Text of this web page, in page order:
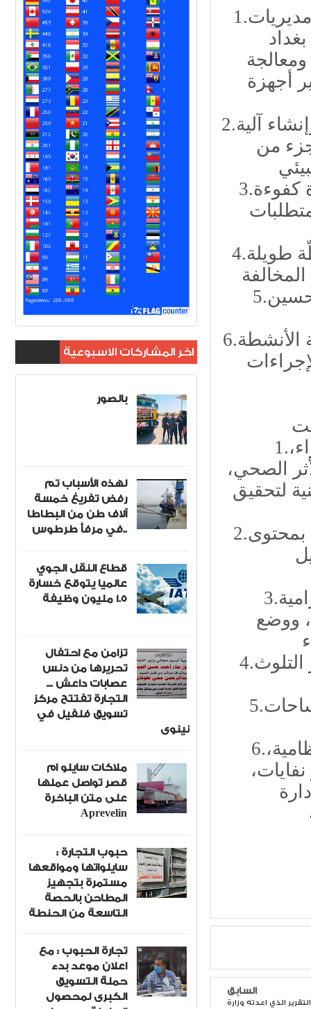
1.تعزيز الملاكات البشرية والبُنية اللوجستية في مديريات
أجهزة
2.تأمين التمويل اللازم لدعم الأنشطة الرقابية، وإنشاء آلية
من
3.قيام الأنشطة الملوثة بتوفير منظومات سيطرة كفوءة
4.التنسيق بين الجهات الأمنية والبيئية لتطوير خطّة طويلة
5.استخدام أفضل الحلول التكنولوجية المتاحة لتحسين
6.مشاركة الجهات الأمنية مع الفرق الفنية لمتابعة الأنشطة
1.إعداد برنامج وطني متكامل لمعالجة تلوث الهواء،
الصحي،
لتحقيق
2.تزويد الأنشطة الصناعية والخدمية بوقود مُعالج بمحتوى
3.تحديث القوانين والتشريعات البيئية لتشمل إلزامية
ووضع
4.دعم الدراسات والأبحاث العلمية لتحديد مصادر التلوث
5.التشجير وحماية المناطق الطبيعية وزيادة المساحات
6.الإدارة السليمة للنفايات وإنشاء مواقع طمر نظامية،
السابق
الذي اعدته وزارة
اخر المشاركات الاسبوعية
بالصور
لهذه الأسباب تم
رفض تفريغ خمسة
آلاف طن من البطاطا
في مرفأ طرطوس..
قطاع النقل الجوي
عالميا يتوقع خسارة
1.5 مليون وظيفة
تزامن مع احتفال
تحريرها من دنس
عصابات داعش ...
التجارة تفتتح مركز
تسويق فلفيل في
نينوى
ملاكات سايلو ام
قصر تواصل عملها
على متن الباخرة
Aprevelin
حبوب التجارة :
سايلواتها ومواقعها
مستمرة بتجهيز
المطاحن بالحصة
التاسعة من الحنطة
تجارة الحبوب : مع
اعلان موعد بدء
حملة التسويق
الكبرى لمحصول